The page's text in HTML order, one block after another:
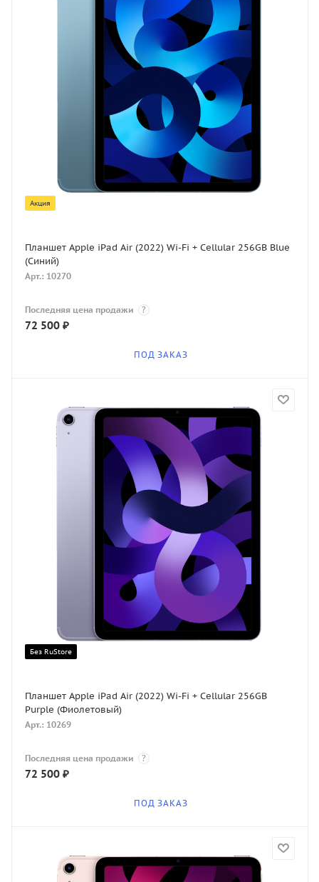
Акция
Планшет Apple iPad Air (2022) Wi-Fi + Cellular 256GB Blue
(Синий)
Арт.: 10270
Последняя цена продажи ?
72 500 ₽
ПОД ЗАКАЗ
Без RuStore
Планшет Apple iPad Air (2022) Wi-Fi + Cellular 256GB
Purple (Фиолетовый)
Арт.: 10269
Последняя цена продажи ?
72 500 ₽
ПОД ЗАКАЗ